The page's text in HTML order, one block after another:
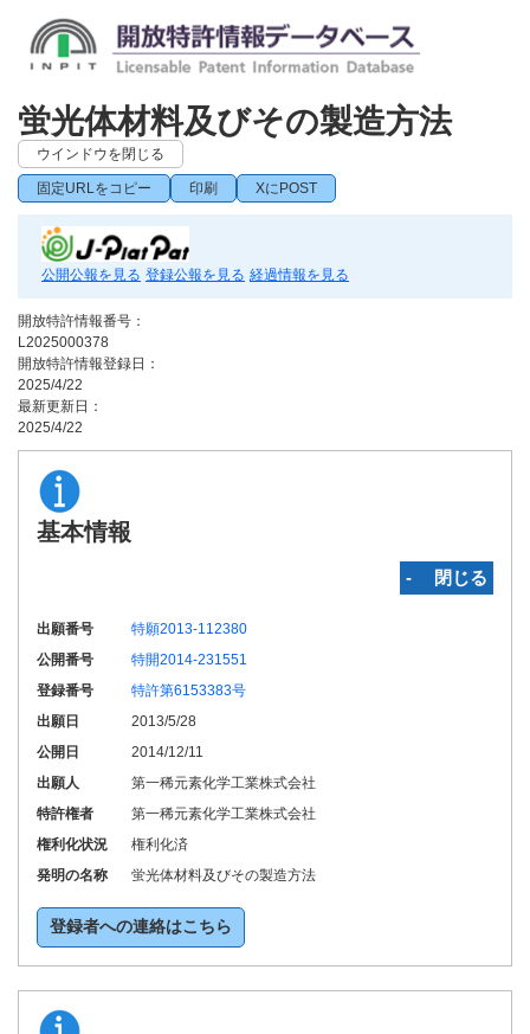
蛍光体材料及びその製造方法
ウインドウを閉じる
固定URLをコピー 印刷 XにPOST
公開公報を見る 登録公報を見る 経過情報を見る
開放特許情報番号：
L2025000378
開放特許情報登録日：
2025/4/22
最新更新日：
2025/4/22
基本情報
‐ 閉じる
出願番号
特願2013-112380
公開番号
特開2014-231551
登録番号
特許第6153383号
出願日
2013/5/28
公開日
2014/12/11
出願人
第一稀元素化学工業株式会社
特許権者
第一稀元素化学工業株式会社
権利化状況
権利化済
発明の名称
蛍光体材料及びその製造方法
登録者への連絡はこちら